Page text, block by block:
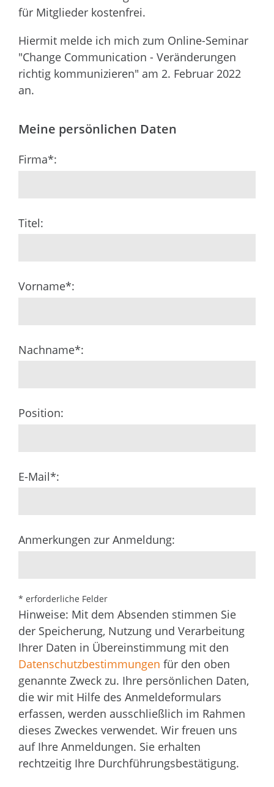
für Mitglieder kostenfrei.
Bitte lasse dieses Feld leer.
Hiermit melde ich mich zum Online-Seminar
"Change Communication - Veränderungen
richtig kommunizieren" am 2. Februar 2022
an.
Meine persönlichen Daten
Firma*:
Titel:
Vorname*:
Nachname*:
Position:
E-Mail*:
Anmerkungen zur Anmeldung:
* erforderliche Felder
Hinweise: Mit dem Absenden stimmen Sie
der Speicherung, Nutzung und Verarbeitung
Ihrer Daten in Übereinstimmung mit den
Datenschutzbestimmungen für den oben
genannte Zweck zu. Ihre persönlichen Daten,
die wir mit Hilfe des Anmeldeformulars
erfassen, werden ausschließlich im Rahmen
dieses Zweckes verwendet. Wir freuen uns
auf Ihre Anmeldungen. Sie erhalten
rechtzeitig Ihre Durchführungsbestätigung.